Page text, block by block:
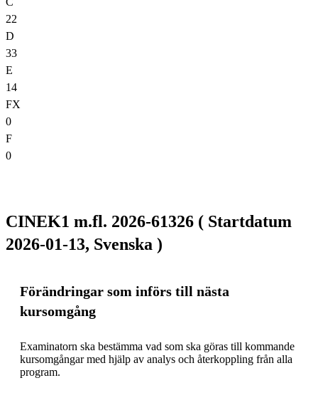
22
D
33
E
14
FX
0
F
0
CINEK1 m.fl. 2026-61326 ( Startdatum
2026-01-13, Svenska )
Förändringar som införs till nästa
kursomgång
Examinatorn ska bestämma vad som ska göras till kommande
kursomgångar med hjälp av analys och återkoppling från alla
program.